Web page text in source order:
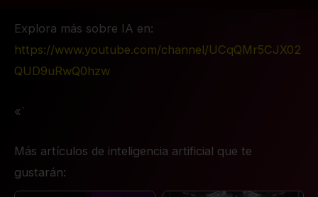
Explora más sobre IA en:
https://www.youtube.com/channel/UCqQMr5CJX02
QUD9uRwQ0hzw
«`
Más artículos de inteligencia artificial que te
gustarán: